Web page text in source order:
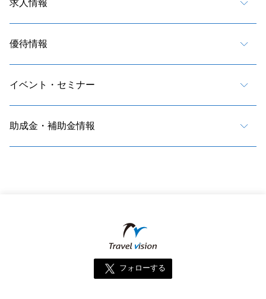
求人情報
優待情報
イベント・セミナー
助成金・補助金情報
フォローする